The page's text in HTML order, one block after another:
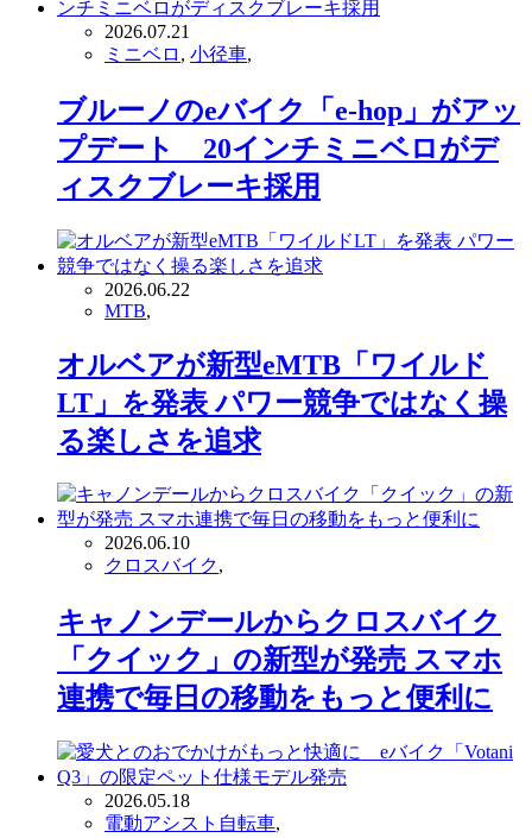
2026.07.21
ミニベロ , 小径車,
ブルーノのeバイク「e-hop」がアッ
プデート 20インチミニベロがデ
ィスクブレーキ採用
2026.06.22
MTB,
オルベアが新型eMTB「ワイルド
LT」を発表 パワー競争ではなく操
る楽しさを追求
2026.06.10
クロスバイク,
キャノンデールからクロスバイク
「クイック」の新型が発売 スマホ
連携で毎日の移動をもっと便利に
2026.05.18
電動アシスト自転車,